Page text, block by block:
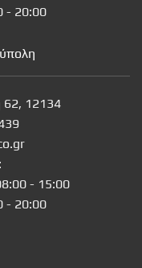
- 20:00
62, 12134
- 15:00
- 20:00